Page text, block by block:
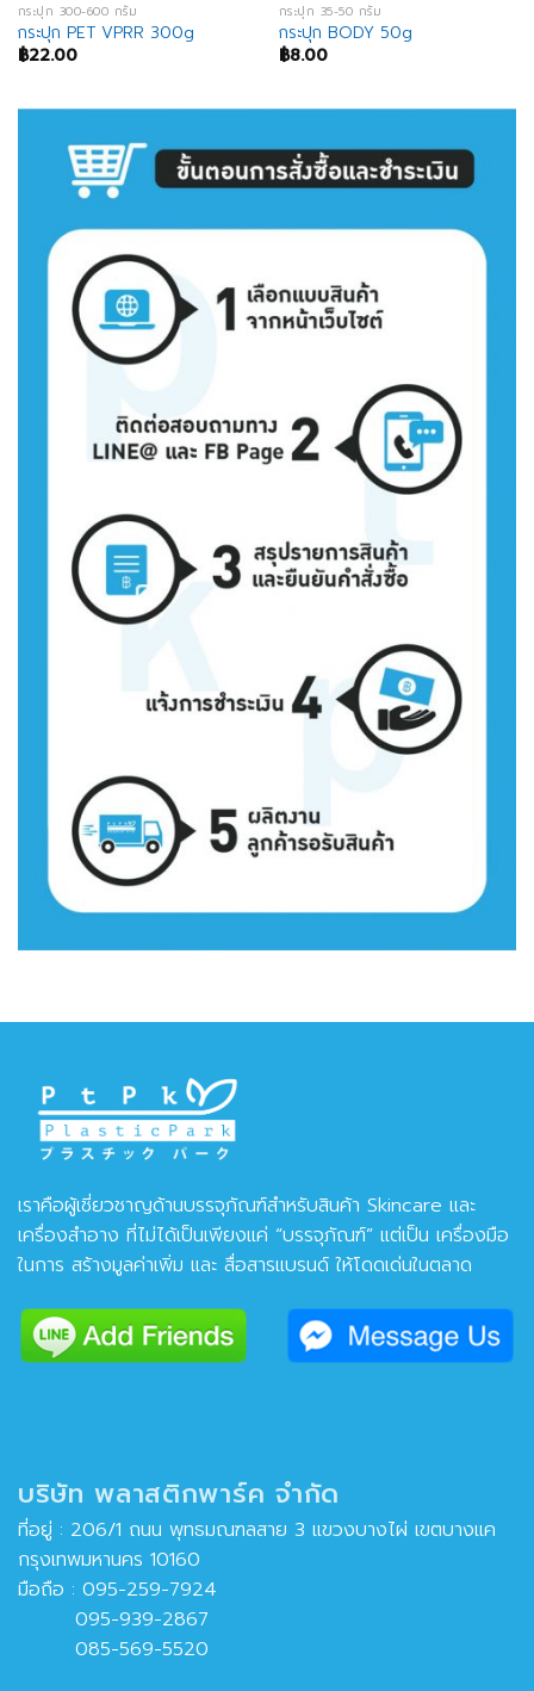
กระปุก 300-600 กรัม
กระปุก PET VPRR 300g
฿22.00
กระปุก 35-50 กรัม
กระปุก BODY 50g
฿8.00
เราคือผู้เชี่ยวชาญด้านบรรจุภัณฑ์สำหรับสินค้า Skincare และ
เครื่องสำอาง ที่ไม่ได้เป็นเพียงแค่ “บรรจุภัณฑ์” แต่เป็น เครื่องมือ
ในการ สร้างมูลค่าเพิ่ม และ สื่อสารแบรนด์ ให้โดดเด่นในตลาด
บริษัท พลาสติกพาร์ค จำกัด
ที่อยู่ : 206/1 ถนน พุทธมณฑลสาย 3 แขวงบางไผ่ เขตบางแค
กรุงเทพมหานคร 10160
มือถือ : 095-259-7924
095-939-2867
085-569-5520